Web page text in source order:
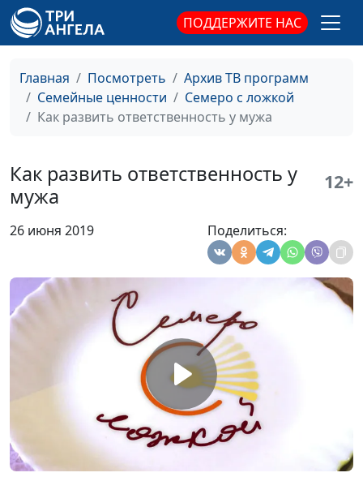
ПОДДЕРЖИТЕ НАС
Главная Посмотреть
Архив ТВ программ
Семейные ценности
Семеро с ложкой
Как развить ответственность у мужа
Как развить ответственность у
мужа
12+
26 июня 2019 Поделиться:
Хочу стать
организованной
Анна Ронжина, Ольга
Ижогина, психолог;
Ключникова, Екатерина
Петреева
#56
Освобождаем детей
Анна Ронжина, Ольга
психолог; Екатерина
Ворожцова, Татьяна
Тимонина
Как управлять
своими чувствами?
Анна Ронжина, Ольга
Ольга Паршакова, Юлия
Ключникова, Екатерина
Петреева
#54
Анна Ронжина, Ольга
Ижогина, психолог;
Наталья Булатова, Ольга
Паршакова, Светлана
Быкова